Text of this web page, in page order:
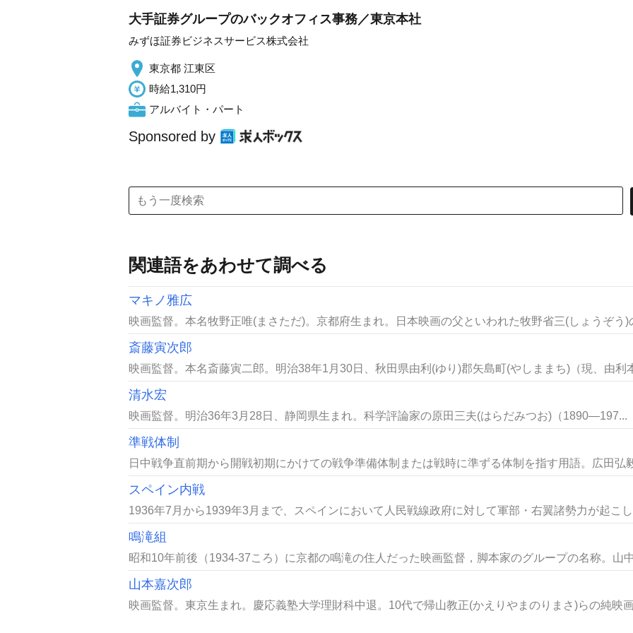
大手証券グループのバックオフィス事務／東京本社
みずほ証券ビジネスサービス株式会社
東京都 江東区
時給1,310円
アルバイト・パート
Sponsored by
関連語をあわせて調べる
マキノ雅広
映画監督。本名牧野正唯(まさただ)。京都府生まれ。日本映画の父といわれた牧野省三(しょうぞう)
斎藤寅次郎
映画監督。本名斎藤寅二郎。明治38年1月30日、秋田県由利(ゆり)郡矢島町(やしままち)（現、由利
清水宏
映画監督。明治36年3月28日、静岡県生まれ。科学評論家の原田三夫(はらだみつお)（1890―197...
準戦体制
日中戦争直前期から開戦初期にかけての戦争準備体制または戦時に準ずる体制を指す用語。広田弘
スペイン内戦
1936年7月から1939年3月まで、スペインにおいて人民戦線政府に対して軍部・右翼諸勢力が起こ
鳴滝組
昭和10年前後（1934-37ころ）に京都の鳴滝の住人だった映画監督，脚本家のグループの名称。山
山本嘉次郎
映画監督。東京生まれ。慶応義塾大学理財科中退。10代で帰山教正(かえりやまのりまさ)らの純映